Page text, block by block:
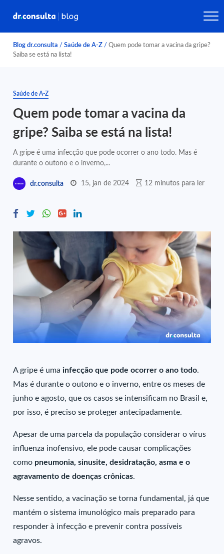
Blog dr.consulta / Saúde de A-Z / Quem pode tomar a vacina da gripe?
Saiba se está na lista!
Saúde de A-Z
Quem pode tomar a vacina da
gripe? Saiba se está na lista!
A gripe é uma infecção que pode ocorrer o ano todo. Mas é
durante o outono e o inverno,...
dr.consulta 15, jan de 2024 12 minutos para ler
A gripe é umainfecção que pode ocorrer o ano todo.
Mas é durante o outono e o inverno, entre os meses de
junho e agosto, que os casos se intensificam no Brasil e,
por isso, é preciso se proteger antecipadamente.
Apesar de uma parcela da população considerar o vírus
influenza inofensivo, ele pode causar complicações
como pneumonia, sinusite, desidratação, asma e o
agravamento de doenças crônicas.
Nesse sentido, a vacinação se torna fundamental, já que
mantém o sistema imunológico mais preparado para
responder à infecção e prevenir contra possíveis
agravos.